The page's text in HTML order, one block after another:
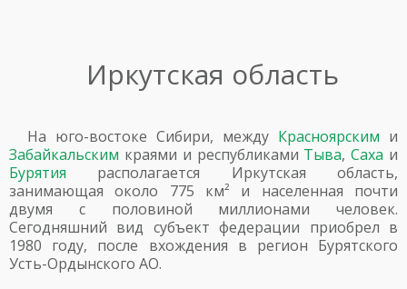
Иркутская область
На юго-востоке Сибири, между Красноярским и
Забайкальским краями и республиками Тыва,Саха и
Бурятия располагается Иркутская область,
занимающая около 775 км² и населенная почти
двумя с половиной миллионами человек.
Сегодняшний вид субъект федерации приобрел в
1980 году, после вхождения в регион Бурятского
Усть-Ордынского АО.